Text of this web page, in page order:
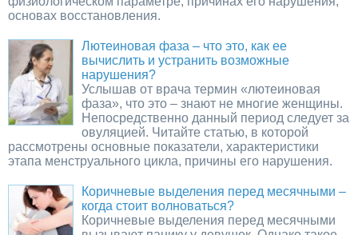
основах восстановления.
Лютеиновая фаза – что это, как ее
вычислить и устранить возможные
нарушения?
Услышав от врача термин «лютеиновая
фаза», что это – знают не многие женщины.
Непосредственно данный период следует за
овуляцией. Читайте статью, в которой
рассмотрены основные показатели, характеристики
этапа менструального цикла, причины его нарушения.
Коричневые выделения перед месячными –
когда стоит волноваться?
Коричневые выделения перед месячными